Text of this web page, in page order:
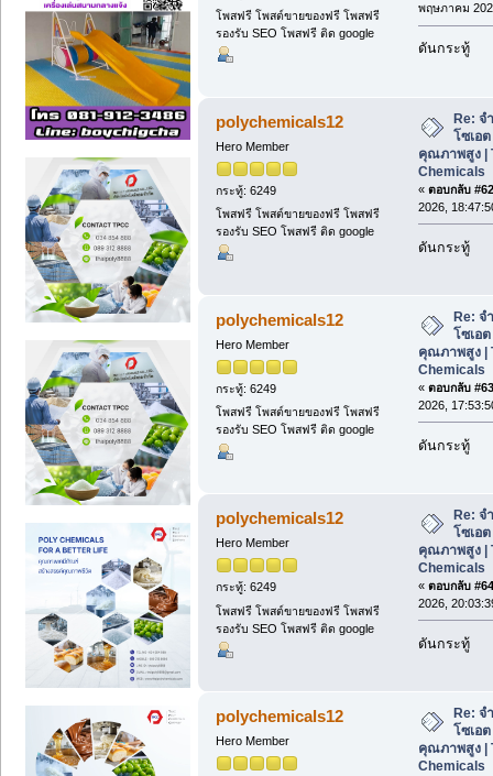
โพสฟรี โพสต์ขายของฟรี โพสฟรี
รองรับ SEO โพสฟรี ติด google
พฤษภาคม
ดันกระทู้
polychemicals12
Hero Member
กระทู้: 6249
โพสฟรี โพสต์ขายของฟรี โพสฟรี
รองรับ SEO โพสฟรี ติด google
Re: จ
โซเอ
คุณภาพสูง |
Chemicals
« ตอบกลับ
2026,
ดันกระทู้
polychemicals12
Hero Member
กระทู้: 6249
โพสฟรี โพสต์ขายของฟรี โพสฟรี
รองรับ SEO โพสฟรี ติด google
Re: จ
โซเอ
คุณภาพสูง |
Chemicals
« ตอบกลับ
2026,
ดันกระทู้
polychemicals12
Hero Member
กระทู้: 6249
โพสฟรี โพสต์ขายของฟรี โพสฟรี
รองรับ SEO โพสฟรี ติด google
Re: จ
โซเอ
คุณภาพสูง |
Chemicals
« ตอบกลับ
2026,
ดันกระทู้
polychemicals12
Hero Member
Re: จ
โซเอ
คุณภาพสูง |
Chemicals